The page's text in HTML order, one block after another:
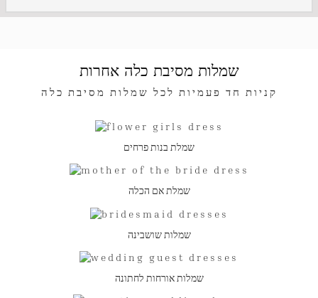
שמלות מסיבת כלה אחרות
קניות חד פעמיות לכל שמלות מסיבת כלה
שמלת בנות פרחים
שמלת אם הכלה
שמלות שושבינה
שמלות אורחות לחתונה